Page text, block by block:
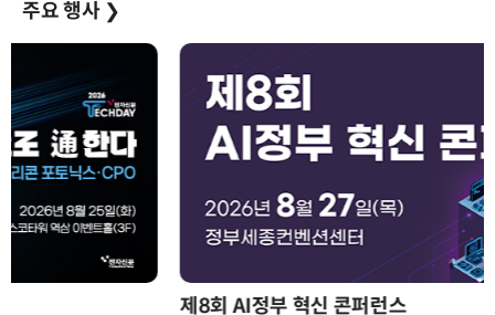
주요 행사 ❯
제8회 AI정부 혁신 콘퍼런스